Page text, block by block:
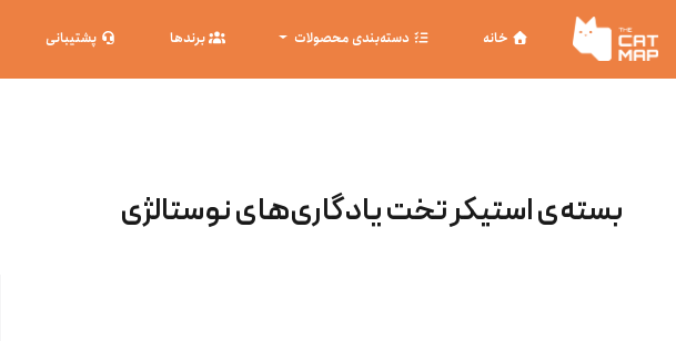
خانه دسته‌بندی محصولات برندها پشتیبانی
بسته‌ی استیکر تخت یادگاری‌های نوستالژی